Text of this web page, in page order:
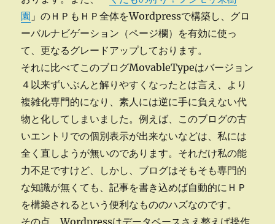
園 」のＨＰもＨＰ全体をWordpressで構築し、グロ
ーバルナビゲーション（ページ欄）を有効に使っ
て、更なるグレードアップしております。
それに比べてこのブログMovableTypeはバージョン
４以来ずいぶんと解りやすくなったとは言え、より
複雑化専門的になり、素人には逆に手に負えない代
物と化してしまいました。例えば、このブログの古
いエントリでの個別表示が出来ないなどは、私には
全く直しようが無いのであります。それだけ私の能
力不足ですけど、しかし、ブログはそもそも専門的
な知識が無くても、記事を書き込めば自動的にＨＰ
を構築されるという便利なもののハズなのです。
その点、Wordpressはデータベースさえ整えば操作